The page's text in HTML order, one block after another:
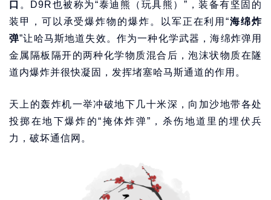
口 。D9R也被称为“泰迪熊（玩具熊）”，装备有坚固的
装甲，可以承受爆炸物的爆炸。以军正在利用“海绵炸
弹”让哈马斯地道失效。作为一种化学武器，海绵炸弹用
金属隔板隔开的两种化学物质混合后，泡沫状物质在隧
道内爆炸并很快凝固，发挥堵塞哈马斯通道的作用。
天上的轰炸机一举冲破地下几十米深，向加沙地带各处
投掷在地下爆炸的“掩体炸弹”，杀伤地道里的埋伏兵
力，破坏通信网。